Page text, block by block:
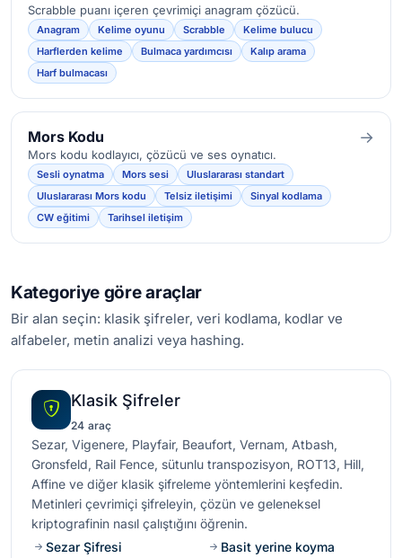
Scrabble puanı içeren çevrimiçi anagram çözücü.
Anagram Kelime oyunu Scrabble
Kelime bulucu
Harflerden kelime
Bulmaca yardımcısı
Kalıp arama
Harf bulmacası
Mors Kodu →
Mors kodu kodlayıcı, çözücü ve ses oynatıcı.
Sesli oynatma Mors sesi
Uluslararası standart
Uluslararası Mors kodu
Telsiz iletişimi
Sinyal kodlama
CW eğitimi
Tarihsel iletişim
Kategoriye göre araçlar
Bir alan seçin: klasik şifreler, veri kodlama, kodlar ve
alfabeler, metin analizi veya hashing.
Klasik Şifreler
24 araç
Sezar, Vigenere, Playfair, Beaufort, Vernam, Atbash,
Gronsfeld, Rail Fence, sütunlu transpozisyon, ROT13, Hill,
Affine ve diğer klasik şifreleme yöntemlerini keşfedin.
Metinleri çevrimiçi şifreleyin, çözün ve geleneksel
kriptografinin nasıl çalıştığını öğrenin.
Sezar Şifresi
Basit yerine koyma